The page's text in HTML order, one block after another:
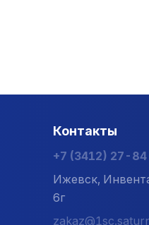
Контакты
+7 (3412) 27-
Ижевск,
6г